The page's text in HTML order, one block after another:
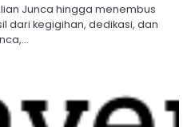
Junca hingga menembus
dari kegigihan, dedikasi, dan